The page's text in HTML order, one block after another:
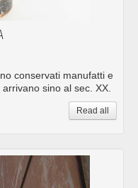
conservati manufatti e
sino al sec. XX.
Read all